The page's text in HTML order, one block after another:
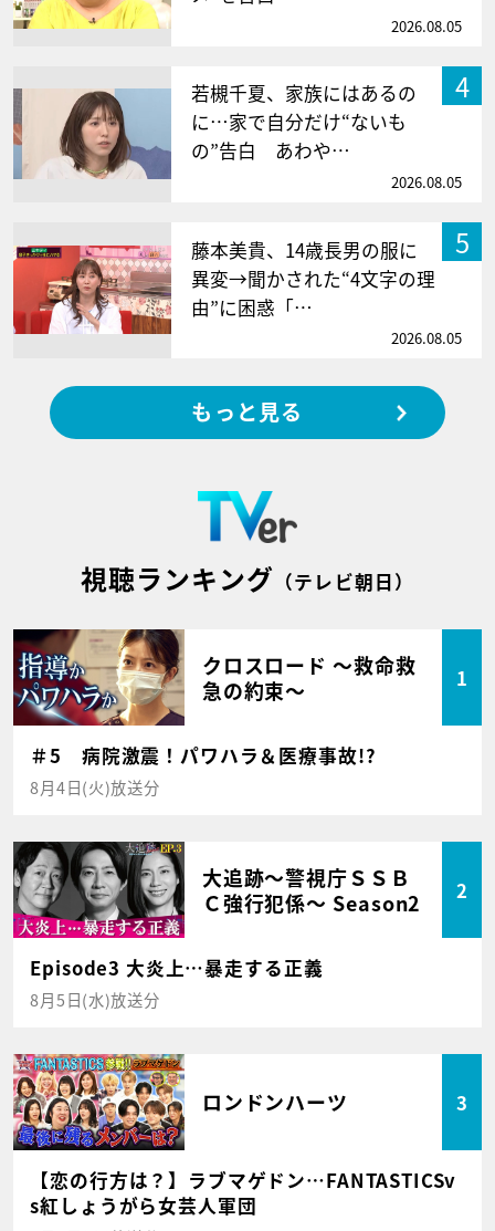
2026.08.05
4
若槻千夏、家族にはあるの
に…家で自分だけ“ないも
の”告白 あわや…
2026.08.05
5
藤本美貴、14歳長男の服に
異変→聞かされた“4文字の理
由”に困惑「…
2026.08.05
もっと見る
視聴ランキング （テレビ朝日）
クロスロード ～救命救
急の約束～
1
＃5 病院激震！パワハラ＆医療事故!?
8月4日(火)放送分
大追跡～警視庁ＳＳＢ
Ｃ強行犯係～ Season2
2
Episode3 大炎上…暴走する正義
8月5日(水)放送分
ロンドンハーツ 3
【恋の行方は？】ラブマゲドン…FANTASTICSv
s紅しょうがら女芸人軍団